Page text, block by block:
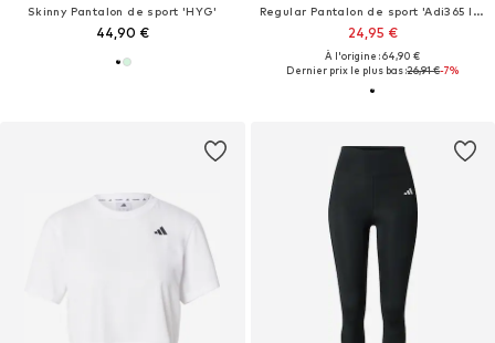
Skinny Pantalon de sport 'HYG'
44,90 €
Regular Pantalon de sport 'Adi365 Iconic'
24,95 €
À l'origine : 64,90 €
Dernier prix le plus bas :26,91 €-7%